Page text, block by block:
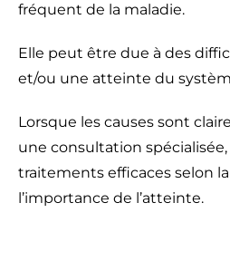
fréquent de la maladie.
Elle peut être due à des
et/ou une atteinte du
Lorsque les causes sont
une consultation
traitements efficaces selon
l’importance de l’atteinte.